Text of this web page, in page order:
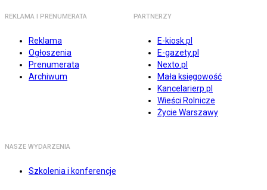
REKLAMA I PRENUMERATA
Reklama
Ogłoszenia
Prenumerata
Archiwum
PARTNERZY
E-kiosk.pl
E-gazety.pl
Nexto.pl
Mała księgowość
Kancelarierp.pl
Wieści Rolnicze
Życie Warszawy
NASZE WYDARZENIA
Szkolenia i konferencje